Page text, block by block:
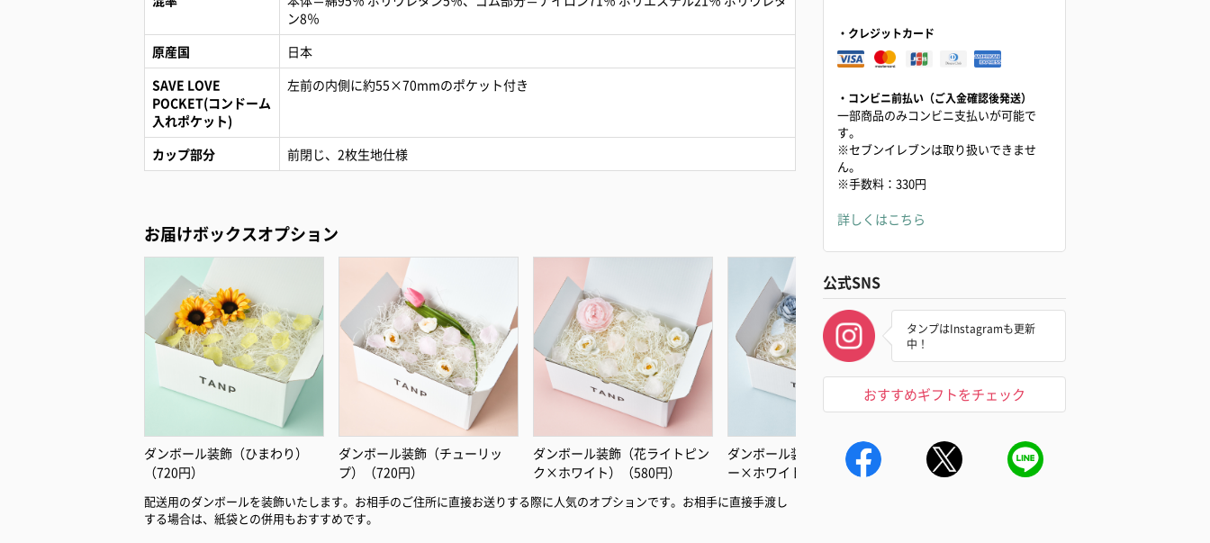
ン8％
原産国
日本
SAVE LOVE
POCKET(コンドーム
入れポケット)
左前の内側に約55×70mmのポケット付き
カップ部分 前閉じ、2枚生地仕様
お届けボックスオプション
ダンボール装飾（ひまわり）
（720円）
ダンボール装飾（チューリッ
プ）（720円）
ダンボール装飾（花ライトピン
ク×ホワイト）（580円）
ダンボール装飾（花ライトブル
ー×ホワイト）（580円）
ダンボール装飾（ミモザ）
（580円）
配送用のダンボールを装飾いたします。お相手のご住所に直接お送りする際に人気のオプションです。お相手に直接手渡し
する場合は、紙袋との併用もおすすめです。
・クレジットカード
・コンビニ前払い（ご入金確認後発送）
一部商品のみコンビニ支払いが可能で
す。
※セブンイレブンは取り扱いできませ
ん。
※手数料：330円
詳しくはこちら
公式SNS
タンプはInstagramも更新
中！
おすすめギフトをチェック